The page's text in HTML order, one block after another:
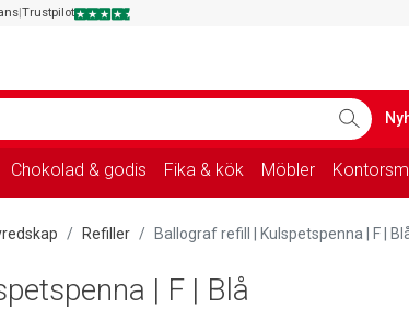
|Trustpilot
Chokolad & godis Fika & kök Möbler
Refiller Ballograf refill | Kulspetspenna | F |
| F | Blå